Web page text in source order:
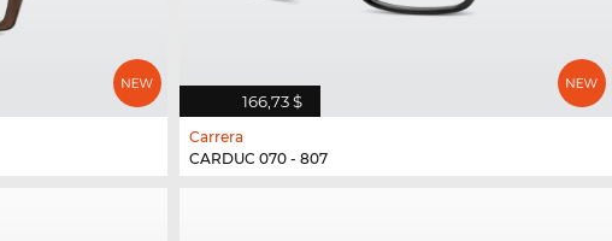
166,73 $
Carrera
CARDUC 070 - 807